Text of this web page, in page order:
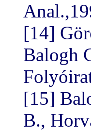
[14]
Balogh
[15]
B.,